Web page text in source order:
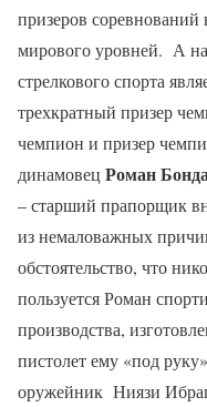
призеров соревнований
мирового уровней. А
стрелкового спорта
трехкратный призер
чемпион и призер
динамовец Роман
– старший прапорщик
из немаловажных
обстоятельство, что
пользуется Роман
производства,
пистолет ему «под
оружейник Ниязи